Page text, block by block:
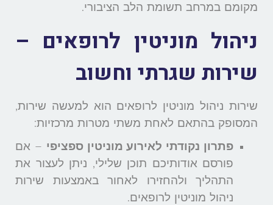
מקומם במרחב תשומת הלב הציבורי.
ניהול מוניטין לרופאים –
שירות שגרתי וחשוב
שירות ניהול מוניטין לרופאים הוא למעשה שירות,
המסופק בהתאם לאחת משתי מטרות מרכזיות:
פתרון נקודתי לאירוע מוניטין ספציפי – אם
פורסם אודותיכם תוכן שלילי, ניתן לעצור את
התהליך ולהחזירו לאחור באמצעות שירות
ניהול מוניטין לרופאים.